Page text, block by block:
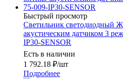
Быстрый просмотр
Светильник светодиодный
акустическим датчиком 3
IP30-SENSOR
Есть в наличии
1 792.18 ₽/шт
Подробнее